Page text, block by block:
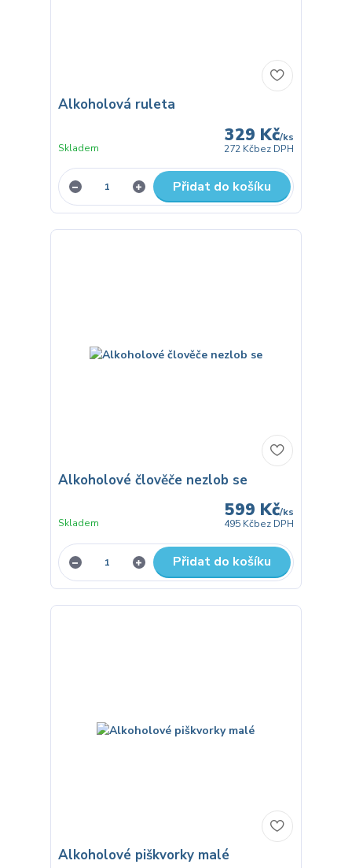
Alkoholová ruleta
329 Kč/ks
272 Kčbez DPH
Skladem
Přidat do košíku
Alkoholové člověče nezlob se
599 Kč/ks
495 Kčbez DPH
Skladem
Přidat do košíku
Alkoholové piškvorky malé